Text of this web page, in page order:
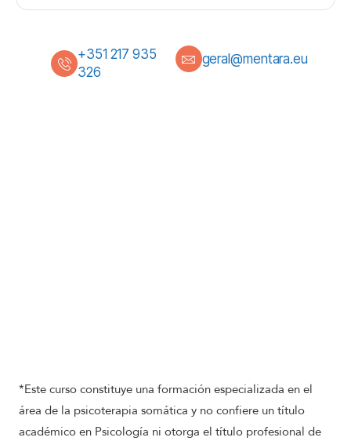
+351 217 935
326
geral@mentara.eu
*Este curso constituye una formación especializada en el
área de la psicoterapia somática y no confiere un título
académico en Psicología ni otorga el título profesional de